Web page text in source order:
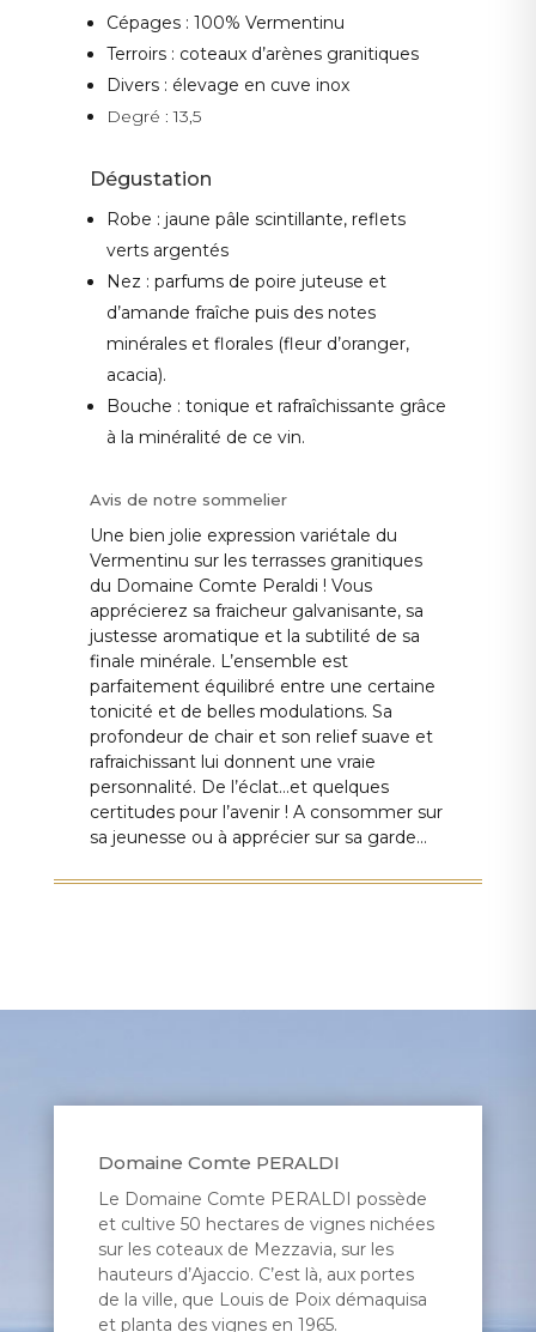
Cépages : 100% Vermentinu
Terroirs : coteaux d’arènes granitiques
Divers : élevage en cuve inox
Degré : 13,5
Dégustation
Robe : jaune pâle scintillante, reflets
verts argentés
Nez : parfums de poire juteuse et
d’amande fraîche puis des notes
minérales et florales (fleur d’oranger,
acacia).
Bouche : tonique et rafraîchissante grâce
à la minéralité de ce vin.
Avis de notre sommelier
Une bien jolie expression variétale du
Vermentinu sur les terrasses granitiques
du Domaine Comte Peraldi ! Vous
apprécierez sa fraicheur galvanisante, sa
justesse aromatique et la subtilité de sa
finale minérale. L’ensemble est
parfaitement équilibré entre une certaine
tonicité et de belles modulations. Sa
profondeur de chair et son relief suave et
rafraichissant lui donnent une vraie
personnalité. De l’éclat…et quelques
certitudes pour l’avenir ! A consommer sur
sa jeunesse ou à apprécier sur sa garde…
Domaine Comte PERALDI
Le Domaine Comte PERALDI possède
et cultive 50 hectares de vignes nichées
sur les coteaux de Mezzavia, sur les
hauteurs d’Ajaccio. C’est là, aux portes
de la ville, que Louis de Poix démaquisa
et planta des vignes en 1965.